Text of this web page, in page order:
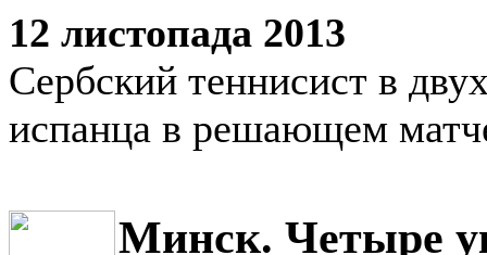
12 листопада 2013
Сербский теннисист в
испанца в решающем
Минск. Четыре